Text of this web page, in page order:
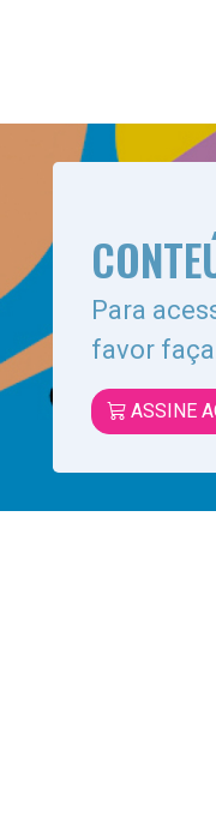
Para
favor
ASSINE